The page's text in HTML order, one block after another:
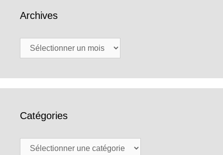
Archives
Archives
Catégories
Catégories